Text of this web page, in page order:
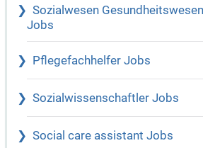
Sozialwesen Gesundheitswesen
Jobs
Pflegefachhelfer Jobs
Sozialwissenschaftler Jobs
Social care assistant Jobs